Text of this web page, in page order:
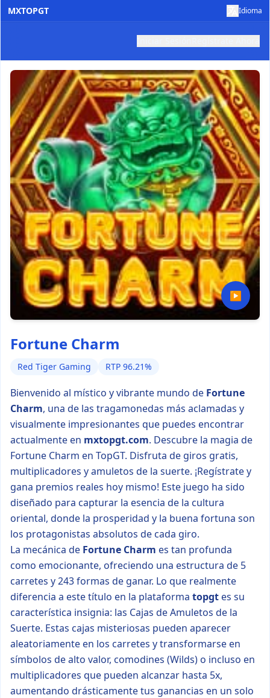
MXTOPGT Idioma
▶
Fortune Charm
Red Tiger Gaming RTP 96.21%
Bienvenido al místico y vibrante mundo de Fortune
Charm, una de las tragamonedas más aclamadas y
visualmente impresionantes que puedes encontrar
actualmente en mxtopgt.com. Descubre la magia de
Fortune Charm en TopGT. Disfruta de giros gratis,
multiplicadores y amuletos de la suerte. ¡Regístrate y
gana premios reales hoy mismo! Este juego ha sido
diseñado para capturar la esencia de la cultura
oriental, donde la prosperidad y la buena fortuna son
los protagonistas absolutos de cada giro.
La mecánica de Fortune Charm es tan profunda
como emocionante, ofreciendo una estructura de 5
carretes y 243 formas de ganar. Lo que realmente
diferencia a este título en la plataforma topgt es su
característica insignia: las Cajas de Amuletos de la
Suerte. Estas cajas misteriosas pueden aparecer
aleatoriamente en los carretes y transformarse en
símbolos de alto valor, comodines (Wilds) o incluso en
multiplicadores que pueden alcanzar hasta 5x,
aumentando drásticamente tus ganancias en un solo